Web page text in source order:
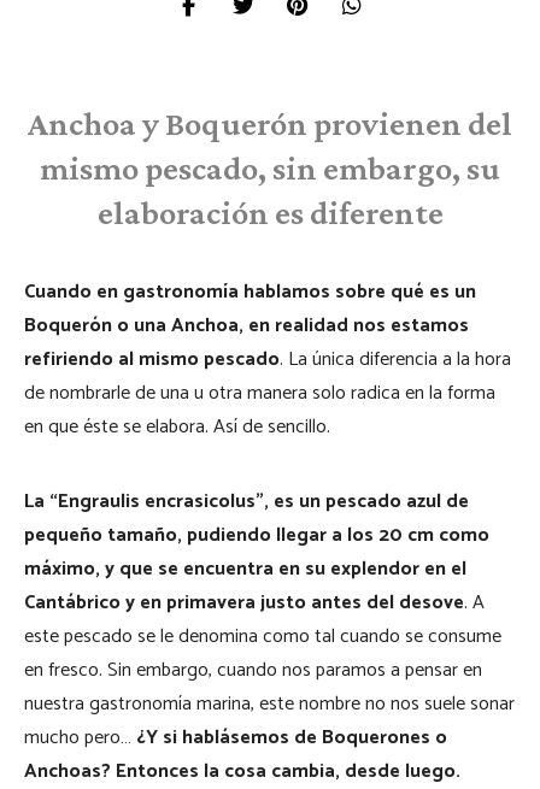
Anchoa y Boquerón provienen del
mismo pescado, sin embargo, su
elaboración es diferente
Cuando en gastronomía hablamos sobre qué es un
Boquerón o una Anchoa, en realidad nos estamos
refiriendo al mismo pescado. La única diferencia a la hora
de nombrarle de una u otra manera solo radica en la forma
en que éste se elabora. Así de sencillo.
La “Engraulis encrasicolus”, es un pescado azul de
pequeño tamaño, pudiendo llegar a los 20 cm como
máximo, y que se encuentra en su explendor en el
Cantábrico y en primavera justo antes del desove. A
este pescado se le denomina como tal cuando se consume
en fresco. Sin embargo, cuando nos paramos a pensar en
nuestra gastronomía marina, este nombre no nos suele sonar
mucho pero… ¿Y si hablásemos de Boquerones o
Anchoas? Entonces la cosa cambia, desde luego.